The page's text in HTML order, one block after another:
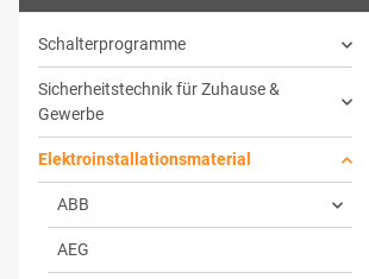
Schalterprogramme
Sicherheitstechnik für Zuhause &
Gewerbe
Elektroinstallationsmaterial
ABB
AEG